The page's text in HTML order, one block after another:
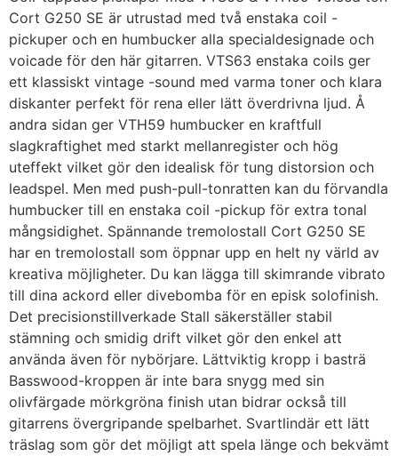
Cort G250 SE är utrustad med två enstaka coil -
pickuper och en humbucker alla specialdesignade och
voicade för den här gitarren. VTS63 enstaka coils ger
ett klassiskt vintage -sound med varma toner och klara
diskanter perfekt för rena eller lätt överdrivna ljud. Å
andra sidan ger VTH59 humbucker en kraftfull
slagkraftighet med starkt mellanregister och hög
uteffekt vilket gör den idealisk för tung distorsion och
leadspel. Men med push-pull-tonratten kan du förvandla
humbucker till en enstaka coil -pickup för extra tonal
mångsidighet. Spännande tremolostall Cort G250 SE
har en tremolostall som öppnar upp en helt ny värld av
kreativa möjligheter. Du kan lägga till skimrande vibrato
till dina ackord eller divebomba för en episk solofinish.
Det precisionstillverkade Stall säkerställer stabil
stämning och smidig drift vilket gör den enkel att
använda även för nybörjare. Lättviktig kropp i basträ
Basswood-kroppen är inte bara snygg med sin
olivfärgade mörkgröna finish utan bidrar också till
gitarrens övergripande spelbarhet. Svartlindär ett lätt
träslag som gör det möjligt att spela länge och bekvämt